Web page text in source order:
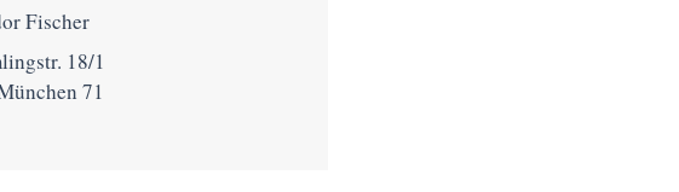
Fischer
18/1
71